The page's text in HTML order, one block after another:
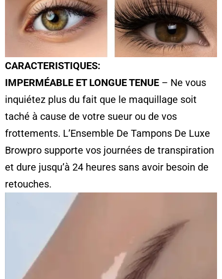
CARACTERISTIQUES:
IMPERMÉABLE ET LONGUE TENUE – Ne vous
inquiétez plus du fait que le maquillage soit
taché à cause de votre sueur ou de vos
frottements. L’Ensemble De Tampons De Luxe
Browpro supporte vos journées de transpiration
et dure jusqu’à 24 heures sans avoir besoin de
retouches.